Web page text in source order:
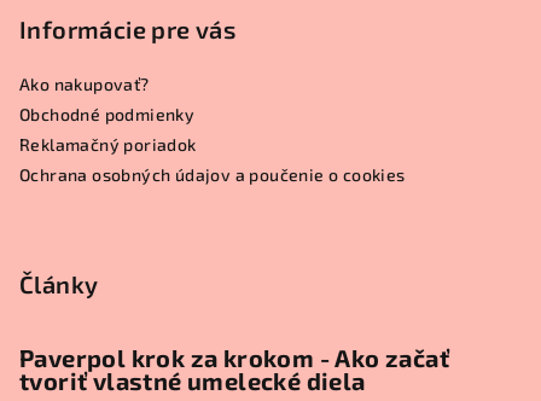
Informácie pre vás
Ako nakupovať?
Obchodné podmienky
Reklamačný poriadok
Ochrana osobných údajov a poučenie o cookies
Články
Paverpol krok za krokom - Ako začať
tvoriť vlastné umelecké diela